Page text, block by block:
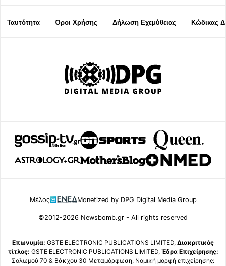
Ταυτότητα Όροι Χρήσης Δήλωση Εχεμύθειας Κώδικας
Μέλος Monetized by DPG Digital Media Group
©2012-2026 Newsbomb.gr - All rights reserved
Επωνυμία: GSTE ELECTRONIC PUBLICATIONS LIMITED, Διακριτικός
τίτλος: GSTE ELECTRONIC PUBLICATIONS LIMITED, Έδρα Επιχείρησης:
Σολωμού 70 & Βάκχου 30 Μεταμόρφωση, Νομική μορφή επιχείρησης: